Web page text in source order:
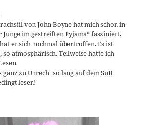
von John Boyne hat mich schon in
Junge im gestreiften Pyjama“ fasziniert.
er sich nochmal übertroffen. Es ist
so atmosphärisch. Teilweise hatte ich
ganz zu Unrecht so lang auf dem SuB
lesen!